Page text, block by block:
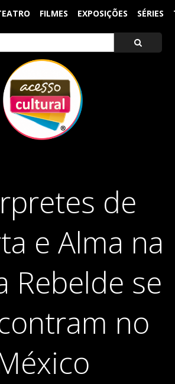
FILMES EXPOSIÇÕES SÉRIES
de
e Alma na
Rebelde se
no